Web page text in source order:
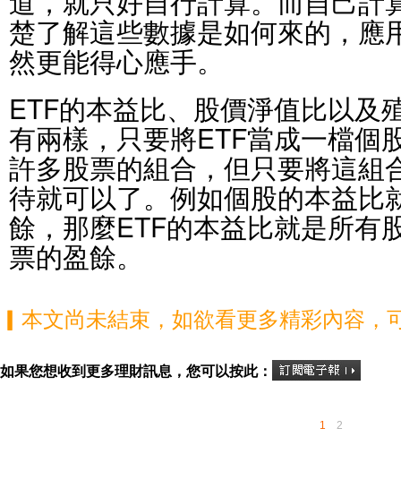
楚了解這些數據是如何來的，應
然更能得心應手。
ETF的本益比、股價淨值比以及
有兩樣，只要將ETF當成一檔個
許多股票的組合，但只要將這組
待就可以了。例如個股的本益比
餘，那麼ETF的本益比就是所有
票的盈餘。
▎本文尚未結束，如欲看更多精彩內容，
如果您想收到更多理財訊息，您可以按此：
1 2